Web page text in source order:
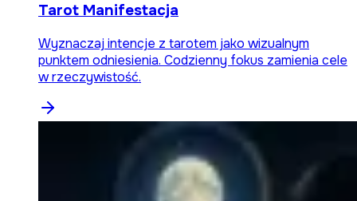
Tarot Manifestacja
Wyznaczaj intencje z tarotem jako wizualnym
punktem odniesienia. Codzienny fokus zamienia cele
w rzeczywistość.